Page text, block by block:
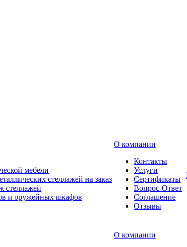
мебели
стеллажей на заказ
стеллажей
и оружейных шкафов
О компании
Контакты
Услуги
Сертификаты
Вопрос-Ответ
Соглашение
Отзывы
О компании